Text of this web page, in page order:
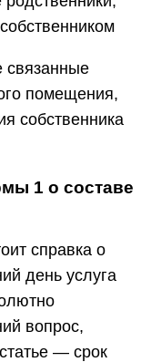
связанные
помещения,
собственника
1 о составе
справка о
день услуга
вопрос,
— срок